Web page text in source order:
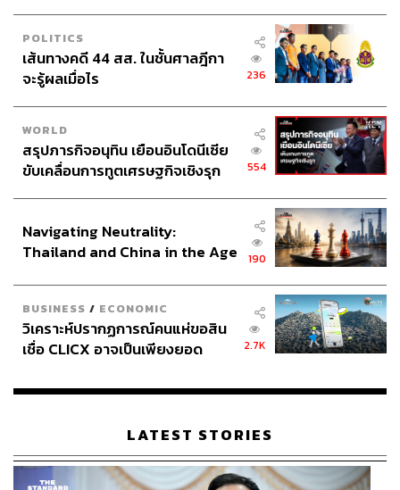
POLITICS
เส้นทางคดี 44 สส. ในชั้นศาลฎีกา
จะรู้ผลเมื่อไร
236
WORLD
สรุปภารกิจอนุทิน เยือนอินโดนีเซีย
ขับเคลื่อนการทูตเศรษฐกิจเชิงรุก
554
Navigating Neutrality:
Thailand and China in the Age
190
BUSINESS / ECONOMIC
วิเคราะห์ปรากฏการณ์คนแห่ขอสิน
เชื่อ CLICX อาจเป็นเพียงยอด
เรือนไทยที่ถูกซุกไว้
2.7K
LATEST STORIES